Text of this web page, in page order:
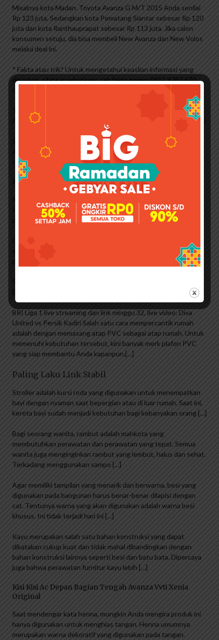
Misalnya kota Madan. Toyota Avanza G M/T 2015 Anda senilai
Rp 123 juta. Sedangkan kota Pematang Siantar sebesar Rp 120
juta dan kota Ranthauprapat sebesar Rp 113 juta. Jika calon
konsumen setuju, dia bisa membeli New Avanza dan New Volos
melalui deal ini.
* Fakta atau trik? Untuk mengetahui keaslian informasi yang
disiarkan, silahkan whatsapp cek fakta nomor 0811 9787 670
dengan mengetik kata kunci yang diinginkan.
Tonton Rumah Ibu Gigi, Film Thriller Nagita Slavina & Rafi
Ahmed, Sabtu 1 April 2023 Siang via SCTV Live Streaming Disini
Saksikan Ramadhan Kahaman Indonesia yang dipimpin oleh Rafi
Ahmed dan Nagita Slavina pada Sabtu 1 April 2023 siang via
Indosiar live disini
Berita Harian Mobil Baru
Kelayakan Gunjar Pranu terancam usai Indonesia mundur dari
tuan rumah Piala Dunia U-20, netizen: Anda tidak pantas jadi
presiden
Gunjar Pranu kecewa dengan sejumlah artis Indonesia, kecewa
setelah Indonesia mundur dari tuan rumah Piala Dunia U-20
pada 2023.
Saksikan Live Big Match BRI Liga 1 Persija Jakarta vs Persib
Bandung Jumat 31 Maret di Vidio
BRI Liga 1 live streaming dan link minggu 32, live video: Diva
United vs Persik Kadiri Salah satu cara mempercantik rumah
adalah dengan memasang atap PVC sebagai atap rumah. Untuk
memenuhi kebutuhan tersebut, kini banyak merk plafon PVC
yang siap membantu Anda kapanpun.[…]
Paling Laku Link Stabil
Stroller adalah kursi roda yang digunakan untuk menempatkan
bayi dengan nyaman saat bepergian atau di luar rumah. Saat ini,
kereta bayi sudah menjadi kebutuhan bagi kebanyakan orang […]
Bagi seorang wanita, rambut adalah mahkota yang
membutuhkan perawatan dan perawatan yang tepat. Semua
wanita juga menginginkan rambut yang lembut, halus dan sehat.
Terkadang menggunakan sampo […]
Agar memiliki tampilan yang menarik dan berwarna, besi yang
digunakan pada bangunan harus benar-benar dilapisi dengan
cat. Tentunya warna yang akan digunakan adalah warna besi
khusus. Ini tidak terjadi hari ini […]
Kayu merupakan salah satu bahan konstruksi yang dapat
dikatakan cukup kuat dan tidak mahal dibandingkan dengan
bahan konstruksi lainnya seperti besi dan batu bata. Dipercaya
juga bahwa perawatan furnitur kayu lebih […]
Kisi Kisi Ac Depan Bagian Tengah Avanza Vvti Xenia
Original
Saat mendengar kata henna, mungkin Anda mengira produk ini
hanya digunakan untuk menghias tangan. Henna umumnya
merupakan warna dekoratif yang digunakan pada tangan.